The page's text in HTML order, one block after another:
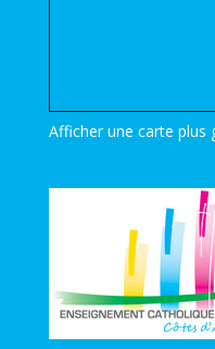
Afficher une carte plus